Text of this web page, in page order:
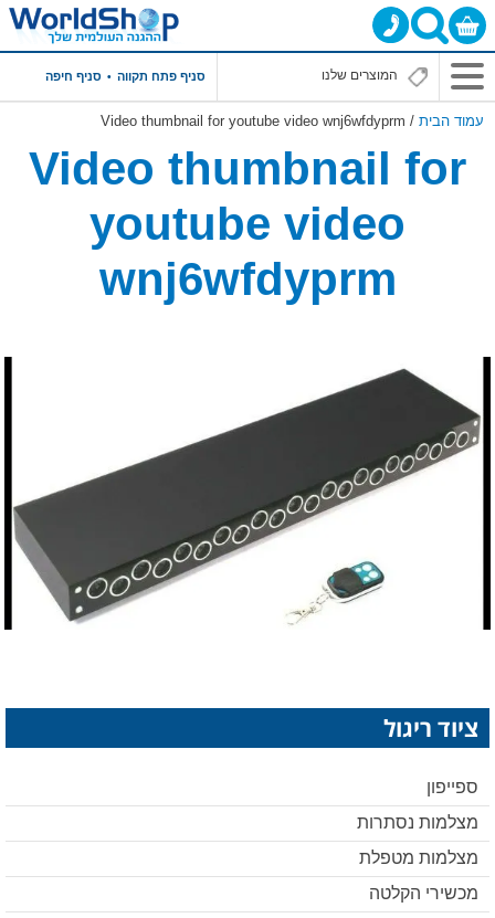
סניף פתח תקווה סניף חיפה
עמוד הבית / Video thumbnail for youtube video wnj6wfdyprm
Video thumbnail for
youtube video
wnj6wfdyprm
ציוד ריגול
ספייפון
מצלמות נסתרות
מצלמות מטפלת
מכשירי הקלטה